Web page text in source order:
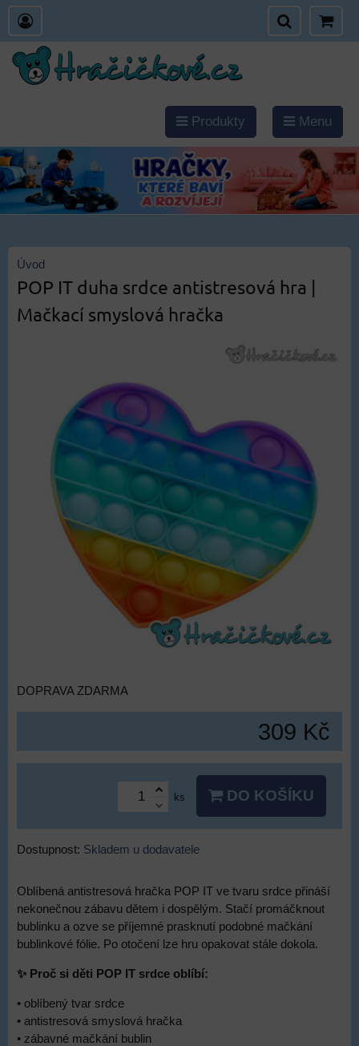
Produkty Menu
Úvod
POP IT duha srdce antistresová hra |
Mačkací smyslová hračka
DOPRAVA ZDARMA
309 Kč
ks DO KOŠÍKU
Dostupnost: Skladem u dodavatele
Oblíbená antistresová hračka POP IT ve tvaru srdce přináší
nekonečnou zábavu dětem i dospělým. Stačí promáčknout
bublinku a ozve se příjemné prasknutí podobné mačkání
bublinkové fólie. Po otočení lze hru opakovat stále dokola.
✨ Proč si děti POP IT srdce oblíbí:
• oblíbený tvar srdce
• antistresová smyslová hračka
• zábavné mačkání bublin